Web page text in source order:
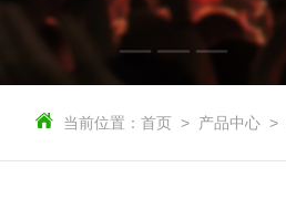
当前位置： 首页 产品中心